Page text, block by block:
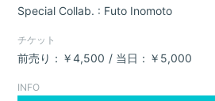
会員登録 ログイン
Special Collab. : Futo Inomoto
チケット
前売り：￥4,500 当日：￥5,000
INFO